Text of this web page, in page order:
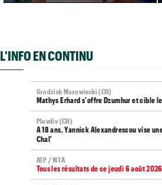
L'INFO EN CONTINU
Grodzisk Mazowiecki (CH)
Mathys Erhard s'offre Dzumhur et cible
Plovdiv (CH)
A 18 ans, Yannick Alexandrescou vise
Chal'
ATP / WTA
Tous les résultats de ce jeudi 6 août